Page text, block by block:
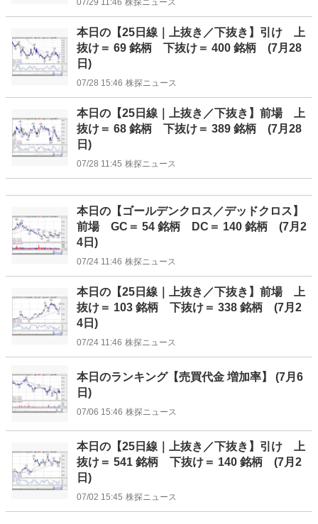
本日の【25日線｜上抜き／下抜き】引け 上
抜け＝ 69 銘柄 下抜け＝ 400 銘柄 (7月28
日)
07/28 15:46 株探ニュース
本日の【25日線｜上抜き／下抜き】前場 上
抜け＝ 68 銘柄 下抜け＝ 389 銘柄 (7月28
日)
07/28 11:45 株探ニュース
本日の【ゴールデンクロス／デッドクロス】
前場 GC＝ 54 銘柄 DC＝ 140 銘柄 (7月2
4日)
07/24 11:46 株探ニュース
本日の【25日線｜上抜き／下抜き】前場 上
抜け＝ 103 銘柄 下抜け＝ 338 銘柄 (7月2
4日)
07/24 11:46 株探ニュース
本日のランキング【売買代金 増加率】 (7月6
日)
07/06 15:46 株探ニュース
本日の【25日線｜上抜き／下抜き】引け 上
抜け＝ 541 銘柄 下抜け＝ 140 銘柄 (7月2
日)
07/02 15:45 株探ニュース